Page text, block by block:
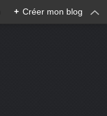
+ Créer mon blog